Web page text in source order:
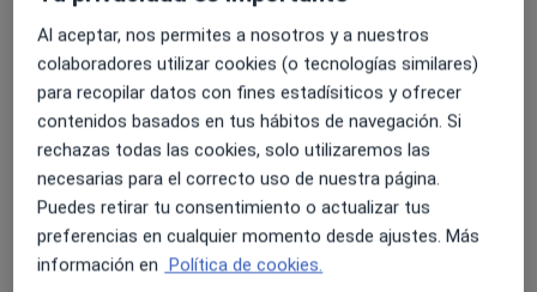
60 € - 70 € Detalles
Diagnóstico y tratamiento de los trastornos depresivos
60 € - 70 € Detalles
Diagnóstico y tratamiento para trastornos de ansiedad
60 € - 70 € Detalles
+ 7 servicios
Al aceptar, nos permites a nosotros y a nuestros
colaboradores utilizar cookies (o tecnologías similares)
para recopilar datos con fines estadísiticos y ofrecer
contenidos basados en tus hábitos de navegación. Si
rechazas todas las cookies, solo utilizaremos las
necesarias para el correcto uso de nuestra página.
Puedes retirar tu consentimiento o actualizar tus
preferencias en cualquier momento desde ajustes. Más
información en Política de cookies.